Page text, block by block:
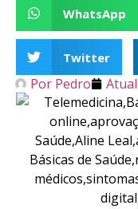
WhatsApp
Twitter
Por Pedro